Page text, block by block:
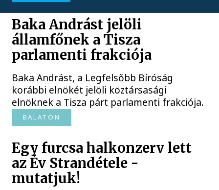
Baka Andrást jelöli
államfőnek a Tisza
parlamenti frakciója
Baka Andrást, a Legfelsőbb Bíróság
korábbi elnökét jelöli köztársasági
elnöknek a Tisza párt parlamenti frakciója.
BALATON
Egy furcsa halkonzerv lett
az Év Strandétele -
mutatjuk!